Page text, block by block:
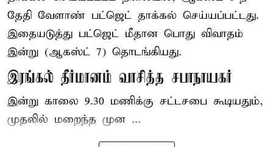
தேதி வேளாண் பட்ஜெட் தாக்கல் செய்யப்பட்டது.
இதையடுத்து பட்ஜெட் மீதான பொது விவாதம்
இன்று (ஆகஸ்ட் 7) தொடங்கியது.
இரங்கல் தீர்மானம் வாசித்த சபாநாயகர்
இன்று காலை 9.30 மணிக்கு சட்டசபை கூடியதும்,
முதலில் மறைந்த முன ...